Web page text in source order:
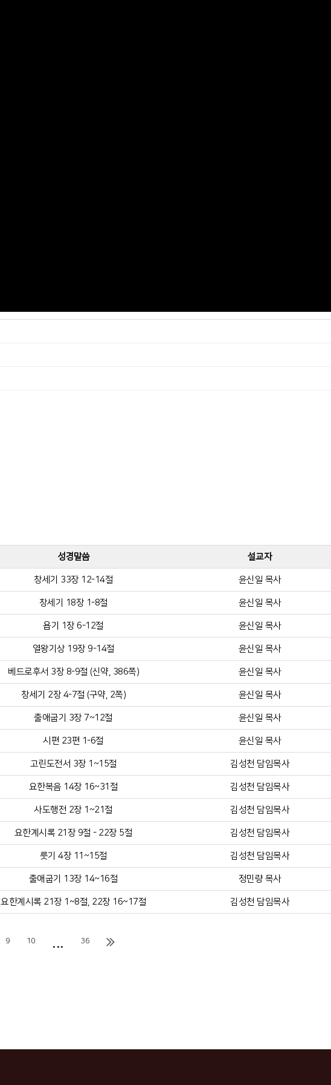
성경말씀 설교자
창세기 33장 12-14절 윤신일 목사
창세기 18장 1-8절 윤신일 목사
욥기 1장 6-12절 윤신일 목사
열왕기상 19장 9-14절 윤신일 목사
베드로후서 3장 8-9절 (신약, 386쪽) 윤신일 목사
창세기 2장 4-7절 (구약, 2쪽) 윤신일 목사
출애굽기 3장 7~12절 윤신일 목사
시편 23편 1-6절 윤신일 목사
고린도전서 3장 1~15절 김성천 담임목사
요한복음 14장 16~31절 김성천 담임목사
사도행전 2장 1~21절 김성천 담임목사
요한계시록 21장 9절 - 22장 5절 김성천 담임목사
룻기 4장 11~15절 김성천 담임목사
출애굽기 13장 14~16절 정민량 목사
요한계시록 21장 1~8절, 22장 16~17절 김성천 담임목사
9 10 ... 36